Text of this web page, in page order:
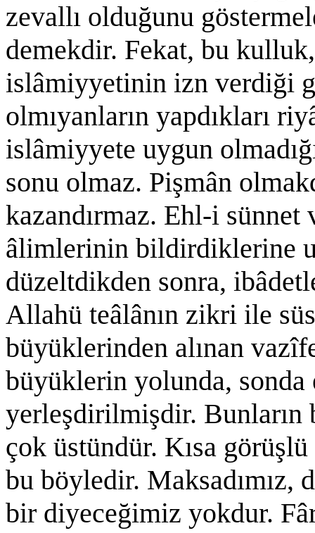
zevallı olduğunu
demekdir. Fekat, bu
islâmiyyetinin izn verdiği
olmıyanların yapdıkları
islâmiyyete uygun
sonu olmaz. Pişmân
kazandırmaz. Ehl-i
âlimlerinin bildirdiklerine
düzeltdikden sonra,
Allahü teâlânın zikri ile
büyüklerinden alınan
büyüklerin yolunda, sonda
yerleşdirilmişdir. Bunların
çok üstündür. Kısa
bu böyledir. Maksadımız,
bir diyeceğimiz yokdur.